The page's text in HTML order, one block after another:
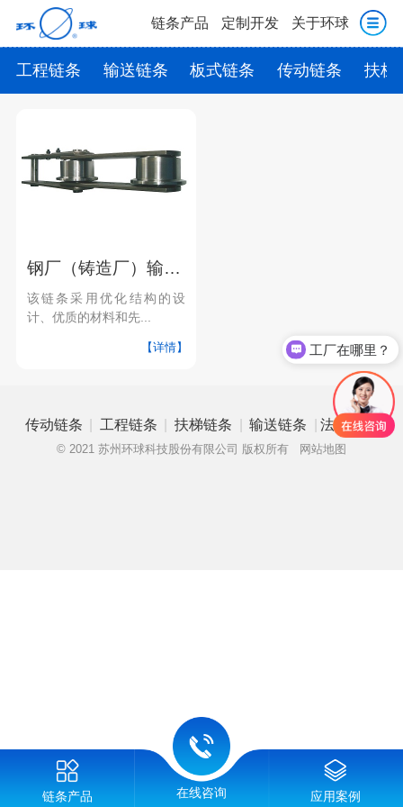
链条产品 定制开发 关于环球
工程链条 输送链条 板式链条 传动链条 扶梯
钢厂（铸造厂）输送链
该链条采用优化结构的设
计、优质的材料和先...
【详情】
传动链条 | 工程链条 | 扶梯链条 | 输送链条 | 法律申明
© 2021 苏州环球科技股份有限公司 版权所有 网站地图
链条产品 在线咨询 应用案例
工厂在哪里？